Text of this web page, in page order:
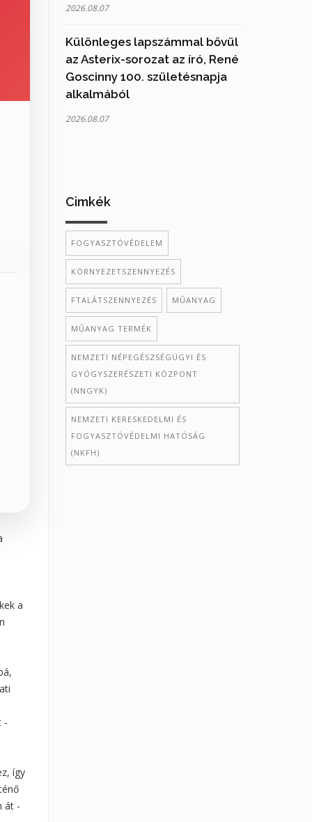
a
-
így
át -
2026.08.07
Különleges lapszámmal bővül
az Asterix-sorozat az író, René
Goscinny 100. születésnapja
alkalmából
2026.08.07
Cimkék
FOGYASZTÓVÉDELEM
KÖRNYEZETSZENNYEZÉS
FTALÁTSZENNYEZÉS MŰANYAG
MŰANYAG TERMÉK
NEMZETI NÉPEGÉSZSÉGÜGYI ÉS
GYÓGYSZERÉSZETI KÖZPONT
(NNGYK)
NEMZETI KERESKEDELMI ÉS
FOGYASZTÓVÉDELMI HATÓSÁG
(NKFH)